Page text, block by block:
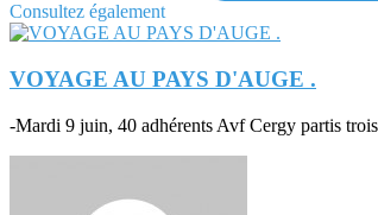
Consultez également
VOYAGE AU PAYS D'AUGE .
-Mardi 9 juin, 40 adhérents Avf Cergy partis